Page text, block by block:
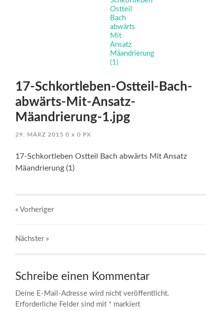
17-Schkortleben-Ostteil-Bach-
abwärts-Mit-Ansatz-
Mäandrierung-1.jpg
29. MÄRZ 2015 0x 0 PX
17-Schkortleben Ostteil Bach abwärts Mit Ansatz
Mäandrierung (1)
« Vorheriger
Nächster »
Schreibe einen Kommentar
Deine E-Mail-Adresse wird nicht veröffentlicht.
Erforderliche Felder sind mit * markiert